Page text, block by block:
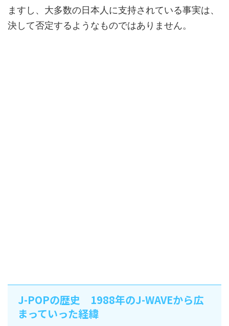
ますし、大多数の日本人に支持されている事実は、
決して否定するようなものではありません。
J-POPの歴史 1988年のJ-WAVEから広
まっていった経緯